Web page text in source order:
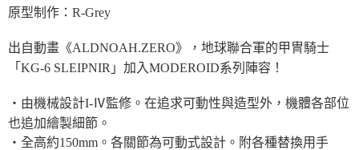
原型制作：R-Grey
出自動畫《ALDNOAH.ZERO》，地球聯合軍的甲冑騎士
「KG-6 SLEIPNIR」加入MODEROID系列陣容！
・由機械設計I-Ⅳ監修。在追求可動性與造型外，機體各部位
也追加繪製細節。
・全高約150mm。各關節為可動式設計。附各種替換用手